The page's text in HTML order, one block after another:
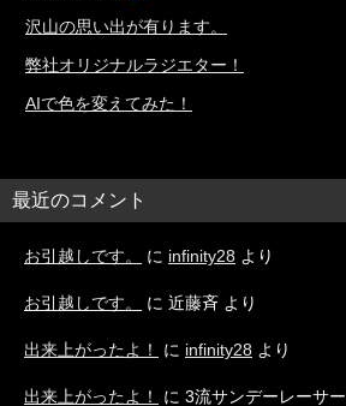
沢山の思い出が有ります。
弊社オリジナルラジエター！
AIで色を変えてみた！
最近のコメント
お引越しです。 に infinity28 より
お引越しです。 に 近藤斉 より
出来上がったよ！ に infinity28 より
出来上がったよ！ に 3流サンデーレーサー